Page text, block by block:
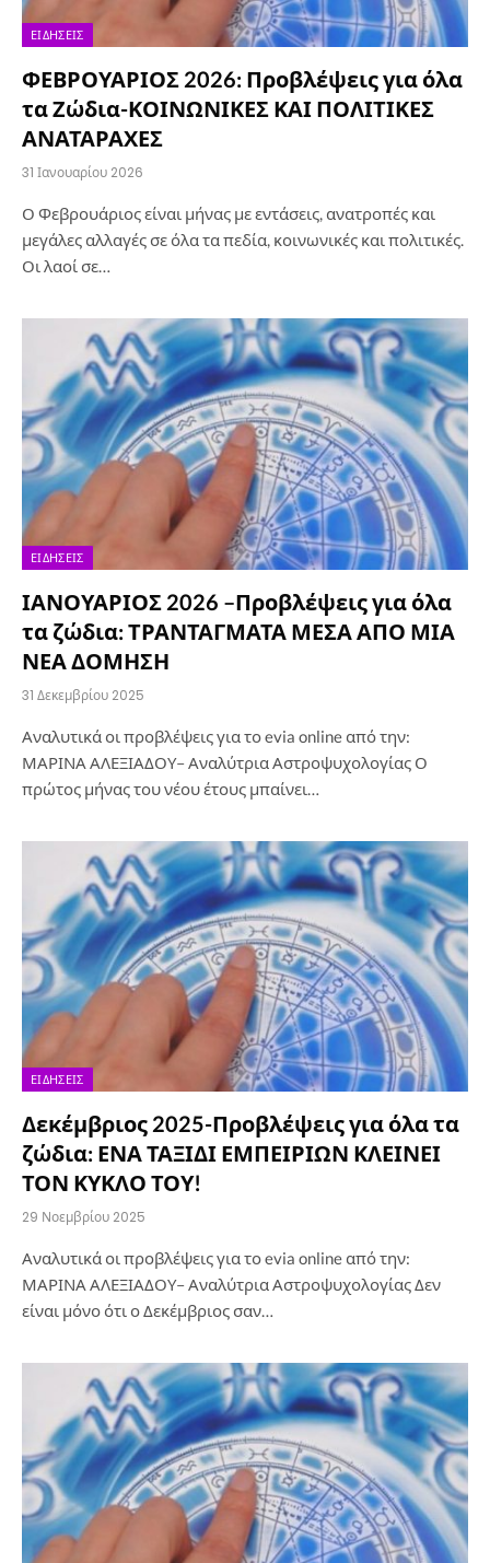
ΕΙΔΉΣΕΙΣ
ΦΕΒΡΟΥΑΡΙΟΣ 2026: Προβλέψεις για όλα
τα Ζώδια-ΚΟΙΝΩΝΙΚΕΣ ΚΑΙ ΠΟΛΙΤΙΚΕΣ
ΑΝΑΤΑΡΑΧΕΣ
31 Ιανουαρίου 2026
Ο Φεβρουάριος είναι μήνας με εντάσεις, ανατροπές και
μεγάλες αλλαγές σε όλα τα πεδία, κοινωνικές και πολιτικές.
Οι λαοί σε…
ΕΙΔΉΣΕΙΣ
ΙΑΝΟΥΑΡΙΟΣ 2026 –Προβλέψεις για όλα
τα ζώδια: ΤΡΑΝΤΑΓΜΑΤΑ ΜΕΣΑ ΑΠΟ ΜΙΑ
ΝΕΑ ΔΟΜΗΣΗ
31 Δεκεμβρίου 2025
Αναλυτικά οι προβλέψεις για το evia online από την:
ΜΑΡΙΝΑ ΑΛΕΞΙΑΔΟΥ– Αναλύτρια Αστροψυχολογίας Ο
πρώτος μήνας του νέου έτους μπαίνει…
ΕΙΔΉΣΕΙΣ
Δεκέμβριος 2025-Προβλέψεις για όλα τα
ζώδια: ΕΝΑ ΤΑΞΙΔΙ ΕΜΠΕΙΡΙΩΝ ΚΛΕΙΝΕΙ
ΤΟΝ ΚΥΚΛΟ ΤΟΥ!
29 Νοεμβρίου 2025
Αναλυτικά οι προβλέψεις για το evia online από την:
ΜΑΡΙΝΑ ΑΛΕΞΙΑΔΟΥ– Αναλύτρια Αστροψυχολογίας Δεν
είναι μόνο ότι ο Δεκέμβριος σαν…